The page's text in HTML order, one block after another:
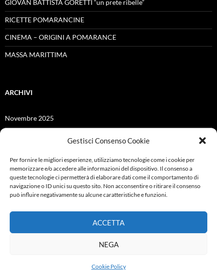
Gestisci Consenso Cookie
Per fornire le migliori esperienze, utilizziamo tecnologie come i cookie per
memorizzare e/o accedere alle informazioni del dispositivo. Il consenso a
queste tecnologie ci permetterà di elaborare dati come il comportamento di
navigazione o ID unici su questo sito. Non acconsentire o ritirare il consenso
può influire negativamente su alcune caratteristiche e funzioni.
ACCETTA
NEGA
Cookie Policy
GIOVAN BATTISTA GORETTI “un prete ribelle”
RICETTE POMARANCINE
CINEMA – ORIGINI A POMARANCE
MASSA MARITTIMA
ARCHIVI
Novembre 2025
Giugno 2021
Febbraio 2021